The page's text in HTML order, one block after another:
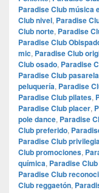
Paradise Club música
Club nivel, Paradise
Club norte, Paradise
Paradise Club
mic, Paradise Club
Club osado, Paradise
Paradise Club
peluquería, Paradise
Paradise Club pilates,
Paradise Club placer,
pole dance, Paradise
Club preferido,
Paradise Club
Club promociones,
química, Paradise
Paradise Club
Club reggaetón,